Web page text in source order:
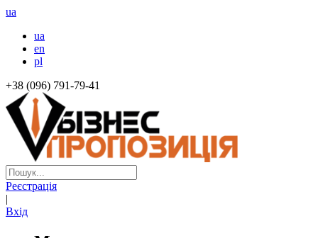
ua
ua
en
pl
+38 (096) 791-79-41
Реєстрація
|
Вхід